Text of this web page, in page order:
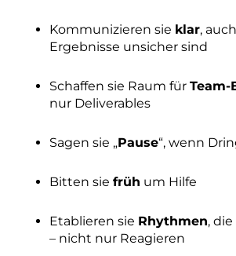
Kommunizieren sie klar,
Ergebnisse unsicher sind
Schaffen sie Raum für Team-
nur Deliverables
Sagen sie „Pause“, wenn
Bitten sie früh um Hilfe
Etablieren sie Rhythmen, die
– nicht nur Reagieren